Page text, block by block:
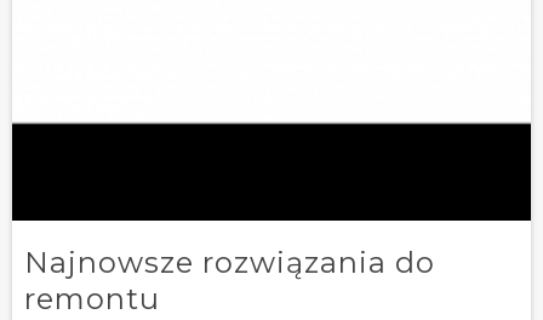
Najnowsze rozwiązania do
remontu